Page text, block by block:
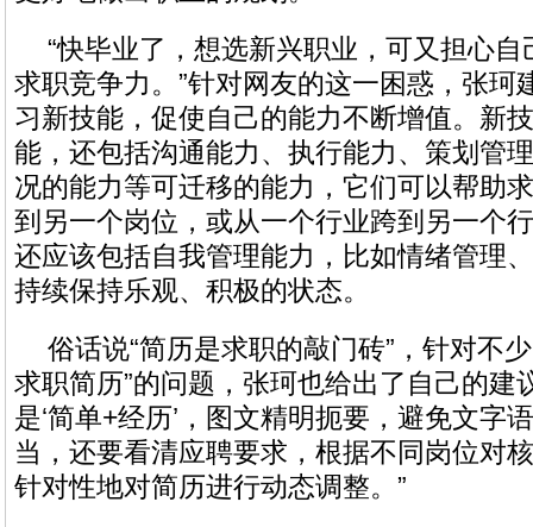
“快毕业了，想选新兴职业，可又担心
求职竞争力。”针对网友的这一困惑，张珂
习新技能，促使自己的能力不断增值。新
能，还包括沟通能力、执行能力、策划管
况的能力等可迁移的能力，它们可以帮助
到另一个岗位，或从一个行业跨到另一个
还应该包括自我管理能力，比如情绪管理
持续保持乐观、积极的状态。
俗话说“简历是求职的敲门砖”，针对不
求职简历”的问题，张珂也给出了自己的建
是‘简单+经历’，图文精明扼要，避免文字
当，还要看清应聘要求，根据不同岗位对
针对性地对简历进行动态调整。”